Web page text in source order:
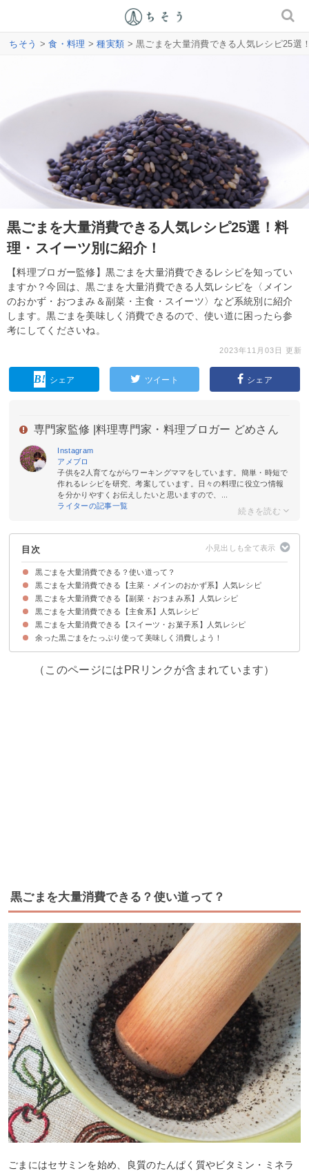
ちそう >食・料理 >種実類 > 黒ごまを大量消費できる人気レシピ25選
黒ごまを大量消費できる人気レシピ25選！料
理・スイーツ別に紹介！
【料理ブロガー監修】黒ごまを大量消費できるレシピを知ってい
ますか？今回は、黒ごまを大量消費できる人気レシピを〈メイン
のおかず・おつまみ＆副菜・主食・スイーツ〉など系統別に紹介
します。黒ごまを美味しく消費できるので、使い道に困ったら参
考にしてくださいね。
2023年11月03日 更新
シェア ツイート シェア
専門家監修 | 料理専門家・料理ブロガー どめさん
Instagram
アメブロ
子供を2人育てながらワーキングママをしています。簡単・時短で
作れるレシピを研究、考案しています。日々の料理に役立つ情報
を分かりやすくお伝えしたいと思いますので、...
ライターの記事一覧
目次
黒ごまを大量消費できる？使い道って？
黒ごまを大量消費できる【主菜・メインのおかず系】人気レシピ
①黒ごまをたっぷり使った豚肉巻き
②ごまを衣に使ったトンテキ
③黒ごま入りだし巻き卵
④ささみの黒ごまフライ
黒ごまを大量消費できる【副菜・おつまみ系】人気レシピ
①大根とごまのサラダ
②水菜の黒ごま和え
③かぼちゃのきんぴら
④揚げ焼きなすの黒ごまだれかけ
⑤スナップエンドウの黒ごま和え
⑥さつまいもとレンコンの照り焼き
黒ごまを大量消費できる【主食系】人気レシピ
①黒いキーマカレー
②黒ごま豆乳坦々麺
③黒ごま入りもっちりチーズパン
④黒ごまたっぷりの卵サラダトースト
⑤さつまいもと黒ごまのモチモチパン
黒ごまを大量消費できる【スイーツ・お菓子系】人気レシピ
①雑穀米を使ったごまのおはぎ
②さつまいもで作るスティック大学芋
③黒ごまがたっぷり入ったごまねじり
④黒ごまペーストで作る黒ごまプリン
⑤きな粉入り香港風黒ごま汁粉
⑥はちみつ入り黒ごまとバナナのスムージー
⑦黒ごま入りチーズケーキ
⑧さつまいもとごまのクッキー
⑨黒ごまの黒豆茶団子
⑩カリッとして美味しい黒ごまクラッカー
余った黒ごまをたっぷり使って美味しく消費しよう！
（このページにはPRリンクが含まれています）
黒ごまを大量消費できる？使い道って？
ごまにはセサミンを始め、良質のたんぱく質やビタミン・ミネラ